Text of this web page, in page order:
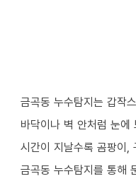
금곡동 누수탐지는 갑작
바닥이나 벽 안처럼 눈에
시간이 지날수록 곰팡이,
금곡동 누수탐지를 통해